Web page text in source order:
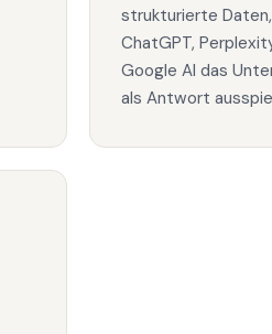
strukturierte
ChatGPT,
Google AI das
als Antwort